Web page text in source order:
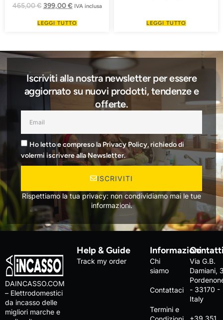
465,00€ 399,00€ IVA inclusa
LEGGI TUTTO LEGGI TUTTO
Iscriviti alla nostra newsletter per essere
aggiornato su nuovi prodotti, tendenze e
offerte.
Ho letto e compreso la Privacy Policy, richiedo di
volermi iscrivere alla Newsletter.
ISCRIVITI
Rispettiamo la tua privacy: non condividiamo mai le tue
informazioni.
DAINCASSO.COM
– Elettrodomestici
da incasso delle
migliori marche e
Help & Guide
Track my order
Informazioni
Chi
siamo
Contattaci
Termini e
Via G.B.
Damiani,
- 33170 -
Italy
+39 351